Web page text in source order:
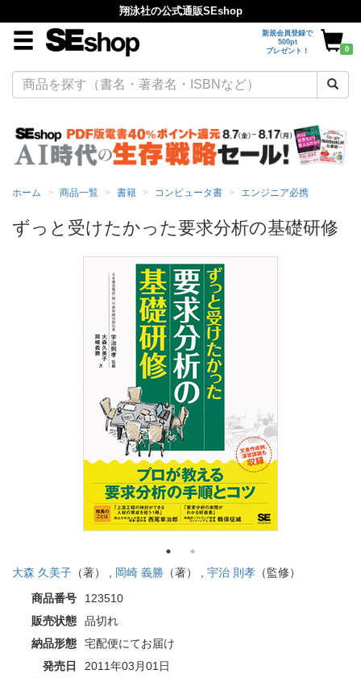
翔泳社の公式通販SEshop
新規会員登録で
500pt
プレゼント！
0
ホーム 商品一覧 書籍 コンピュータ書 エンジニア必携
ずっと受けたかった要求分析の基礎研修
大森 久美子 （著） , 岡崎 義勝 （著） , 宇治 則孝 （監修）
商品番号
123510
販売状態
品切れ
納品形態
宅配便にてお届け
発売日
2011年03月01日